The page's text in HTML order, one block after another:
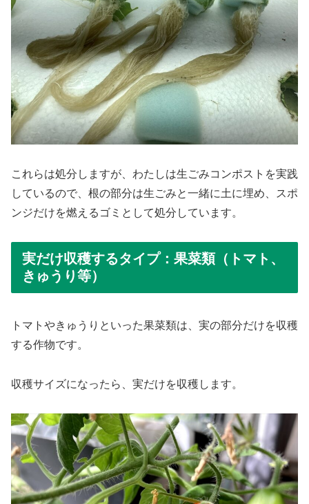
これらは処分しますが、わたしは生ごみコンポストを実践
しているので、根の部分は生ごみと一緒に土に埋め、スポ
ンジだけを燃えるゴミとして処分しています。
実だけ収穫するタイプ：果菜類（トマト、
きゅうり等）
トマトやきゅうりといった果菜類は、実の部分だけを収穫
する作物です。
収穫サイズになったら、実だけを収穫します。